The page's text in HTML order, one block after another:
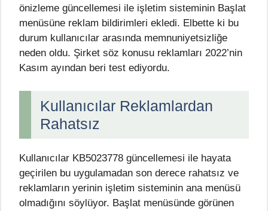
önizleme güncellemesi ile işletim sisteminin Başlat
menüsüne reklam bildirimleri ekledi. Elbette ki bu
durum kullanıcılar arasında memnuniyetsizliğe
neden oldu. Şirket söz konusu reklamları 2022’nin
Kasım ayından beri test ediyordu.
Kullanıcılar Reklamlardan
Rahatsız
Kullanıcılar KB5023778 güncellemesi ile hayata
geçirilen bu uygulamadan son derece rahatsız ve
reklamların yerinin işletim sisteminin ana menüsü
olmadığını söylüyor. Başlat menüsünde görünen